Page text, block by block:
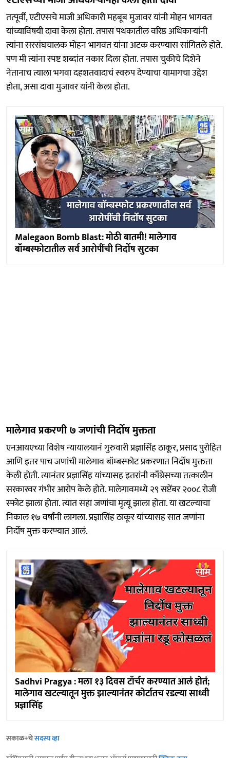
तत्पूर्वी, एटीएसचे माजी अधिकारी महबूब मुजावर यांनी मोहन भागवत
यांच्याविषयी दावा केला होता. तपास पथकातील वरिष्ठ अधिकाऱ्यांनी
त्यांना सरसंघचालक मोहन भागवत यांना अटक करण्यास सांगितले होते.
पण मी त्यांना स्पष्ट शब्दांत नकार दिला होता. तपास चुकीचे दिशेने
नेतानाच त्याला भगवा दहशतवादाचं स्वरुप देण्याचा यामागचा उद्देश
होता, असा दावा मुजावर यांनी केला होता.
Malegaon Bomb Blast: मोठी बातमी! मालेगाव
बॉम्बस्फोटातील सर्व आरोपींची निर्दोष सुटका
मालेगाव प्रकरणी ७ जणांची निर्दोष मुक्तता
एनआयएच्या विशेष न्यायालयानं गुरुवारी प्रज्ञासिंह ठाकूर, प्रसाद पुरोहित
आणि इतर पाच जणांची मालेगाव बॉम्बस्फोट प्रकरणात निर्दोष मुक्तता
केली होती. त्यानंतर प्रज्ञासिंह यांच्यासह इतरांनी काँग्रेसच्या तत्कालीन
सरकारवर गंभीर आरोप केले होते. मालेगावमध्ये २९ सप्टेंबर २००८ रोजी
स्फोट झाला होता. त्यात सहा जणांचा मृत्यू झाला होता. या खटल्याचा
निकाल १७ वर्षांनी लागला. प्रज्ञासिंह ठाकूर यांच्यासह सात जणांना
निर्दोष मुक्त करण्यात आलं.
Sadhvi Pragya : मला १३ दिवस टॉर्चर करण्यात आलं होतं;
मालेगाव खटल्यातून मुक्त झाल्यानंतर कोर्टातच रडल्या साध्वी
प्रज्ञासिंह
सकाळ+चेसदस्य व्हा